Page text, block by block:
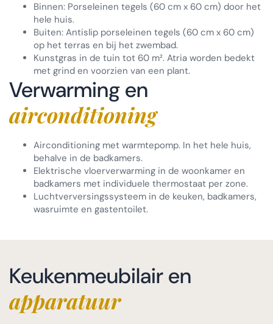
Binnen: Porseleinen tegels (60 cm x 60 cm) door het
hele huis.
Buiten: Antislip porseleinen tegels (60 cm x 60 cm)
op het terras en bij het zwembad.
Kunstgras in de tuin tot 60 m². Atria worden bedekt
met grind en voorzien van een plant.
Verwarming en
airconditioning
Airconditioning met warmtepomp. In het hele huis,
behalve in de badkamers.
Elektrische vloerverwarming in de woonkamer en
badkamers met individuele thermostaat per zone.
Luchtverversingssysteem in de keuken, badkamers,
wasruimte en gastentoilet.
Keukenmeubilair en
apparatuur